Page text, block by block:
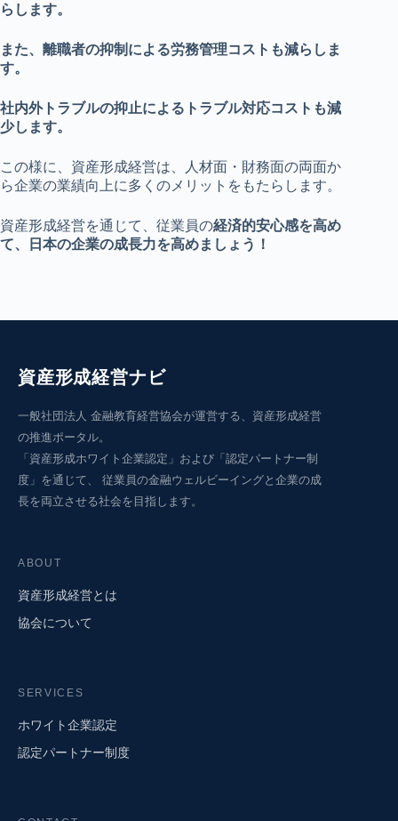
らします。
また、離職者の抑制による労務管理コストも減らしま
す。
社内外トラブルの抑止によるトラブル対応コストも減
少します。
この様に、資産形成経営は、人材面・財務面の両面か
ら企業の業績向上に多くのメリットをもたらします。
資産形成経営を通じて、従業員の経済的安心感を高め
て、日本の企業の成長力を高めましょう！
資産形成経営ナビ
一般社団法人 金融教育経営協会が運営する、資産形成経営
の推進ポータル。
「資産形成ホワイト企業認定」および「認定パートナー制
度」を通じて、 従業員の金融ウェルビーイングと企業の成
長を両立させる社会を目指します。
ABOUT
資産形成経営とは
協会について
SERVICES
ホワイト企業認定
認定パートナー制度